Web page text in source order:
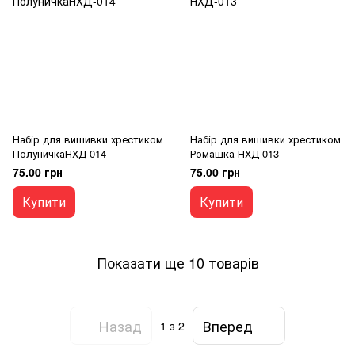
Набір для вишивки хрестиком
ПолуничкаНХД-014
75.00 грн
Купити
Набір для вишивки хрестиком
Ромашка НХД-013
75.00 грн
Купити
Показати ще 10 товарів
Назад 1 з 2 Вперед